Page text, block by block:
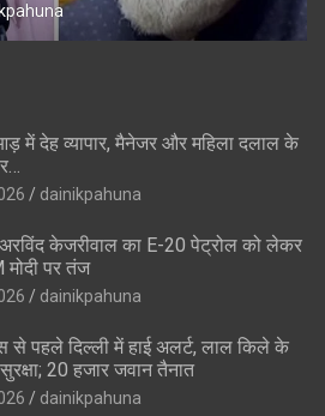
में देह व्यापार, मैनेजर और महिला दलाल के
dainikpahuna
अरविंद केजरीवाल का E-20 पेट्रोल को लेकर
पर तंज
dainikpahuna
से पहले दिल्ली में हाई अलर्ट, लाल किले के
20 हजार जवान तैनात
dainikpahuna